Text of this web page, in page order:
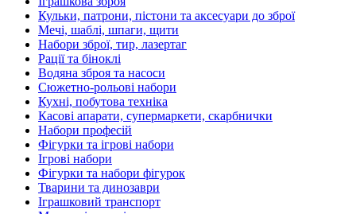
Кульки, патрони, пістони та аксесуари до зброї
Мечі, шаблі, шпаги, щити
Набори зброї, тир, лазертаг
Рації та біноклі
Водяна зброя та насоси
Сюжетно-рольові набори
Кухні, побутова техніка
Касові апарати, супермаркети, скарбнички
Набори професій
Фігурки та ігрові набори
Ігрові набори
Фігурки та набори фігурок
Тварини та динозаври
Іграшковий транспорт